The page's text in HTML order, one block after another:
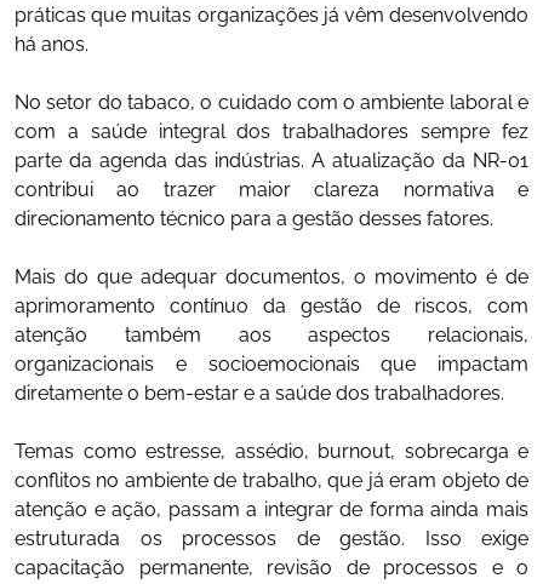
práticas que muitas organizações já vêm desenvolvendo
há anos.
No setor do tabaco, o cuidado com o ambiente laboral e
com a saúde integral dos trabalhadores sempre fez
parte da agenda das indústrias. A atualização da NR‑01
contribui ao trazer maior clareza normativa e
direcionamento técnico para a gestão desses fatores.
Mais do que adequar documentos, o movimento é de
aprimoramento contínuo da gestão de riscos, com
atenção também aos aspectos relacionais,
organizacionais e socioemocionais que impactam
diretamente o bem-estar e a saúde dos trabalhadores.
Temas como estresse, assédio, burnout, sobrecarga e
conflitos no ambiente de trabalho, que já eram objeto de
atenção e ação, passam a integrar de forma ainda mais
estruturada os processos de gestão. Isso exige
capacitação permanente, revisão de processos e o